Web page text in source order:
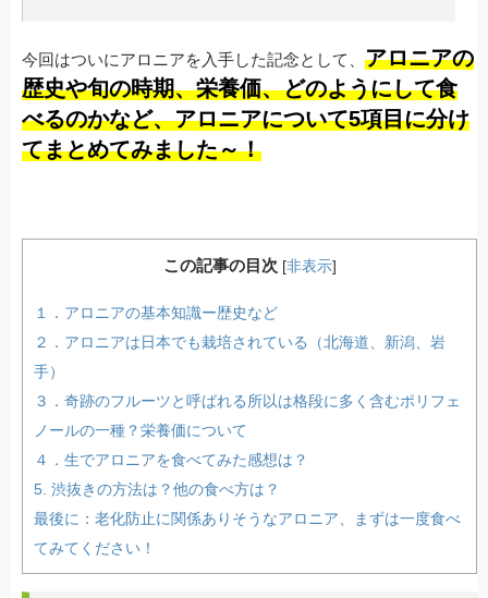
今回はついにアロニアを入手した記念として、 アロニアの
歴史や旬の時期、栄養価、どのようにして食
べるのかなど、アロニアについて5項目に分け
てまとめてみました～！
この記事の目次 [非表示]
１．アロニアの基本知識ー歴史など
２．アロニアは日本でも栽培されている（北海道、新潟、岩
手）
３．奇跡のフルーツと呼ばれる所以は格段に多く含むポリフェ
ノールの一種？栄養価について
４．生でアロニアを食べてみた感想は？
5. 渋抜きの方法は？他の食べ方は？
最後に：老化防止に関係ありそうなアロニア、まずは一度食べ
てみてください！